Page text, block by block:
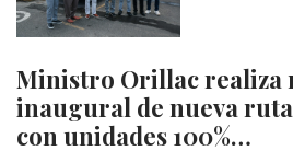
Ministro Orillac realiza
inaugural de nueva
con unidades 100%…